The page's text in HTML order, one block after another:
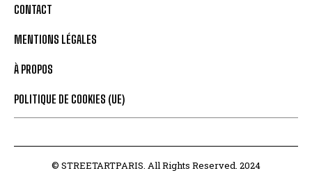
CONTACT
MENTIONS LÉGALES
À PROPOS
POLITIQUE DE COOKIES (UE)
© STREETARTPARIS. All Rights Reserved. 2024